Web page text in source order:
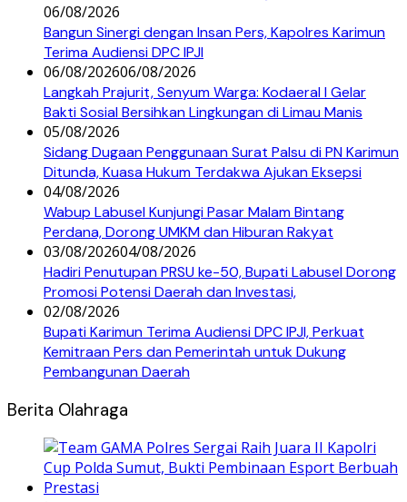
06/08/2026
Bangun Sinergi dengan Insan Pers, Kapolres Karimun
Terima Audiensi DPC IPJI
06/08/202606/08/2026
Langkah Prajurit, Senyum Warga: Kodaeral I Gelar
Bakti Sosial Bersihkan Lingkungan di Limau Manis
05/08/2026
Sidang Dugaan Penggunaan Surat Palsu di PN Karimun
Ditunda, Kuasa Hukum Terdakwa Ajukan Eksepsi
04/08/2026
Wabup Labusel Kunjungi Pasar Malam Bintang
Perdana, Dorong UMKM dan Hiburan Rakyat
03/08/202604/08/2026
Hadiri Penutupan PRSU ke-50, Bupati Labusel Dorong
Promosi Potensi Daerah dan Investasi,
02/08/2026
Bupati Karimun Terima Audiensi DPC IPJI, Perkuat
Kemitraan Pers dan Pemerintah untuk Dukung
Pembangunan Daerah
Berita Olahraga